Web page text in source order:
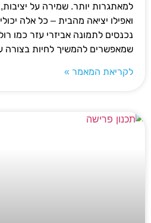
למאתגרות יותר. שמירה על
ואפילו יציאה מהבית – כל אלה
נכנסים לתמונה אביזרי עזר כמו
שמאפשרים להמשיך לחיות בצורה
לקריאת המאמר »